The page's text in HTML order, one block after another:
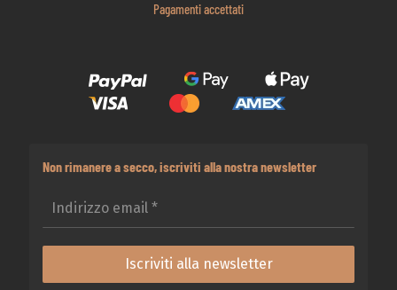
Pagamenti accettati
Non rimanere a secco, iscriviti alla nostra newsletter